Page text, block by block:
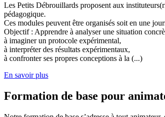
Les Petits Débrouillards proposent aux
pédagogique.
Ces modules peuvent être organisés soit en une
Objectif : Apprendre à analyser une situation
à imaginer un protocole expérimental,
à interpréter des résultats expérimentaux,
à confronter ses propres conceptions à la (...)
En savoir plus
Formation de base pour